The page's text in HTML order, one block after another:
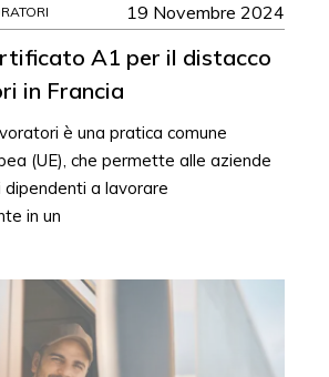
19 Novembre 2024
A1 per il distacco
in Francia
è una pratica comune
(UE), che permette alle aziende
dipendenti a lavorare
in un